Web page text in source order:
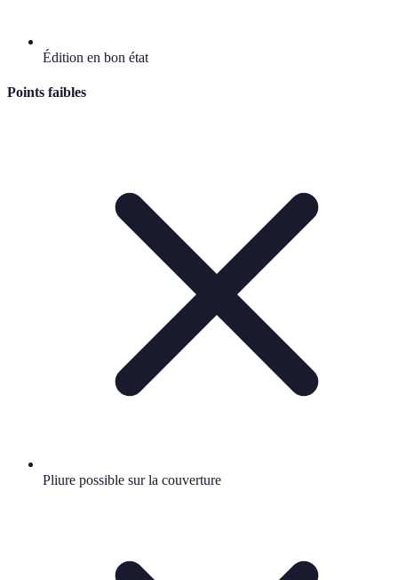
Édition en bon état
Points faibles
Pliure possible sur la couverture